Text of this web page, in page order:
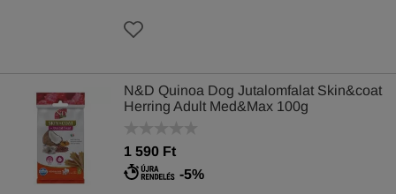
N&D Quinoa Dog Jutalomfalat Skin&coat
Herring Adult Med&Max 100g
1 590 Ft
-5%